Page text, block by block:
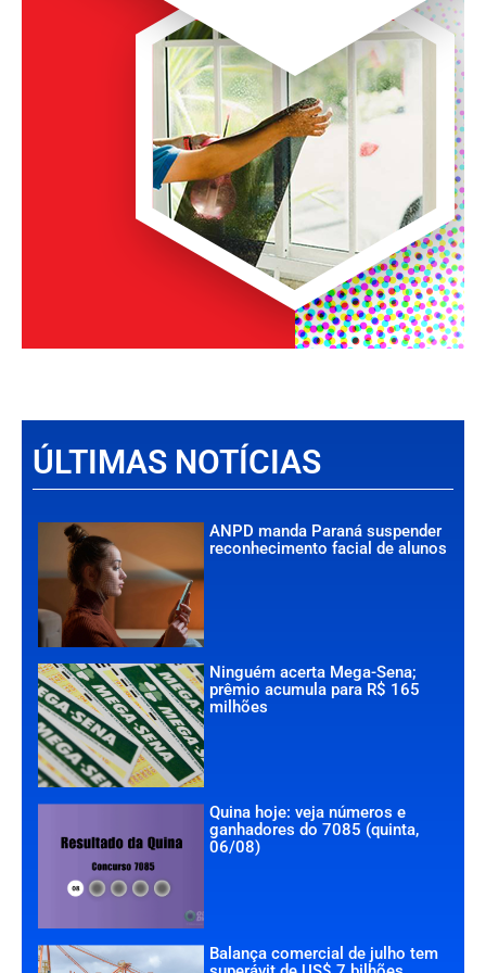
ÚLTIMAS NOTÍCIAS
ANPD manda Paraná suspender
reconhecimento facial de alunos
Ninguém acerta Mega-Sena;
prêmio acumula para R$ 165
milhões
Quina hoje: veja números e
ganhadores do 7085 (quinta,
06/08)
Balança comercial de julho tem